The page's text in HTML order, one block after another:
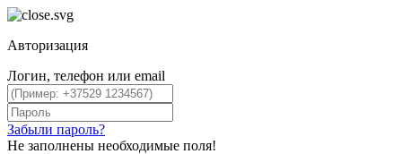
Авторизация
Логин, телефон или email
Забыли пароль?
Не заполнены необходимые поля!